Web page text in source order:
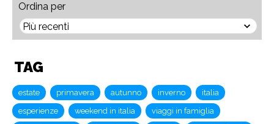
Ordina per
TAG
estate primavera autunno inverno
italia
esperienze
weekend in italia
viaggi in famiglia